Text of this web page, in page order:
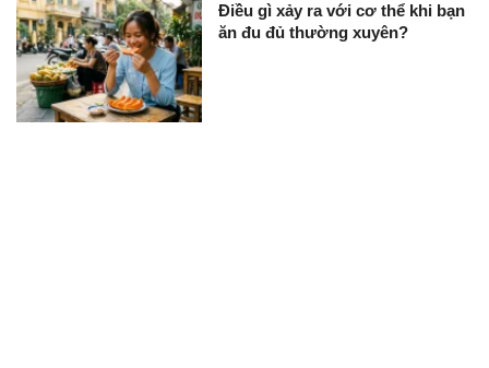
Điều gì xảy ra với cơ thể khi bạn
ăn đu đủ thường xuyên?